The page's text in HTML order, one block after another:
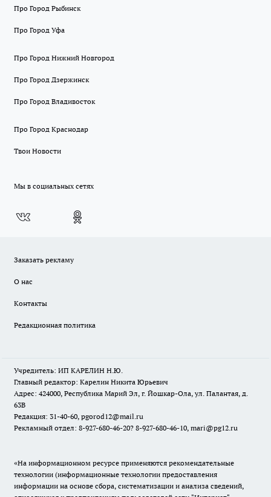
Про Город Рыбинск
Про Город Уфа
Про Город Нижний Новгород
Про Город Дзержинск
Про Город Владивосток
Про Город Краснодар
Твои Новости
Мы в социальных сетях
Заказать рекламу
О нас
Контакты
Редакционная политика
Учредитель: ИП КАРЕЛИН Н.Ю.
Главный редактор: Карелин Никита Юрьевич
Адрес: 424000, Республика Марий Эл, г. Йошкар-Ола, ул. Палантая, д.
63В
Редакция: 31-40-60, pgorod12@mail.ru
Рекламный отдел: 8-927-680-46-20? 8-927-680-46-10, mari@pg12.ru
«На информационном ресурсе применяются рекомендательные
технологии (информационные технологии предоставления
информации на основе сбора, систематизации и анализа сведений,